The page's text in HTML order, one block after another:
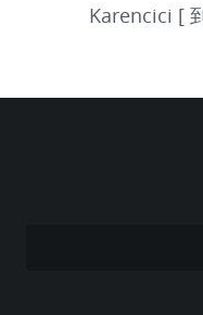
Karencici [